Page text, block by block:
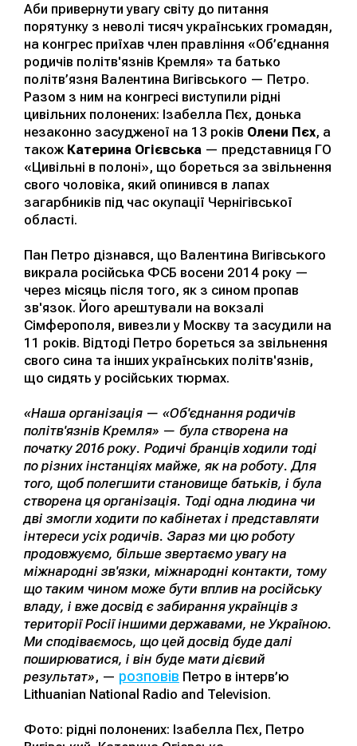
Аби привернути увагу світу до питання
порятунку з неволі тисяч українських громадян,
на конгрес приїхав член правління «Об’єднання
родичів політв'язнів Кремля» та батько
політв’язня Валентина Вигівського — Петро.
Разом з ним на конгресі виступили рідні
цивільних полонених: Ізабелла Пєх, донька
незаконно засудженої на 13 років Олени Пєх, а
також Катерина Огієвська — представниця ГО
«Цивільні в полоні», що бореться за звільнення
свого чоловіка, який опинився в лапах
загарбників під час окупації Чернігівської
області.
Пан Петро дізнався, що Валентина Вигівського
викрала російська ФСБ восени 2014 року —
через місяць після того, як з сином пропав
зв'язок. Його арештували на вокзалі
Сімферополя, вивезли у Москву та засудили на
11 років. Відтоді Петро бореться за звільнення
свого сина та інших українських політв'язнів,
що сидять у російських тюрмах.
«Наша організація — «Об'єднання родичів
політв'язнів Кремля» — була створена на
початку 2016 року. Родичі бранців ходили тоді
по різних інстанціях майже, як на роботу. Для
того, щоб полегшити становище батьків, і була
створена ця організація. Тоді одна людина чи
дві змогли ходити по кабінетах і представляти
інтереси усіх родичів. Зараз ми цю роботу
продовжуємо, більше звертаємо увагу на
міжнародні зв'язки, міжнародні контакти, тому
що таким чином може бути вплив на російську
владу, і вже досвід є забирання українців з
території Росії іншими державами, не Україною.
Ми сподіваємось, що цей досвід буде далі
поширюватися, і він буде мати дієвий
результат», — розповів Петро в інтерв’ю
Lithuanian National Radio and Television.
Фото: рідні полонених: Ізабелла Пєх, Петро